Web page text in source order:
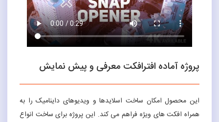
پروژه آماده افترافکت معرفی و پیش نمایش
این محصول امکان ساخت اسلایدها و ویدیوهای داینامیک را به
همراه افکت های ویژه فراهم می کند. این پروژه برای ساخت انواع